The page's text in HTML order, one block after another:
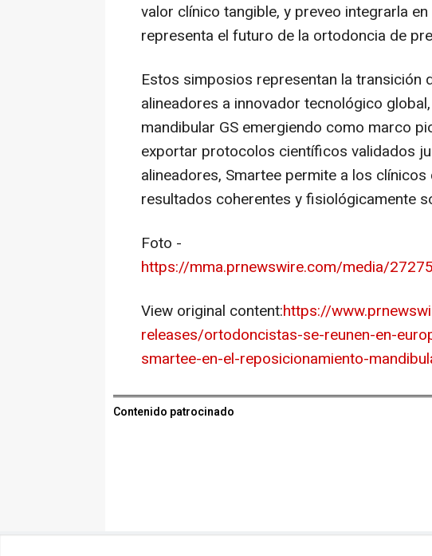
valor clínico tangible, y preveo integrarla
representa el futuro de la ortodoncia de
Estos simposios representan la transición
alineadores a innovador tecnológico
mandibular GS emergiendo como marco
exportar protocolos científicos validados
alineadores, Smartee permite a los
resultados coherentes y fisiológicamente
Foto -
https://mma.prnewswire.com/media/
View original content:https://
releases/ortodoncistas-se-reunen-en-
smartee-en-el-reposicionamiento-
Contenido patrocinado